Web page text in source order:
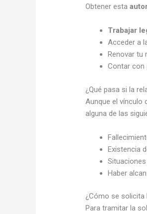
Obtener esta
Trabajar
Acceder a
Renovar tu
Contar con
¿Qué pasa si la
Aunque el vínculo
alguna de las
Existencia
Haber
¿Cómo se solicita
Para tramitar la